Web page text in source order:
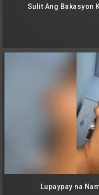
Sulit Ang Bakasyon
Lupaypay na